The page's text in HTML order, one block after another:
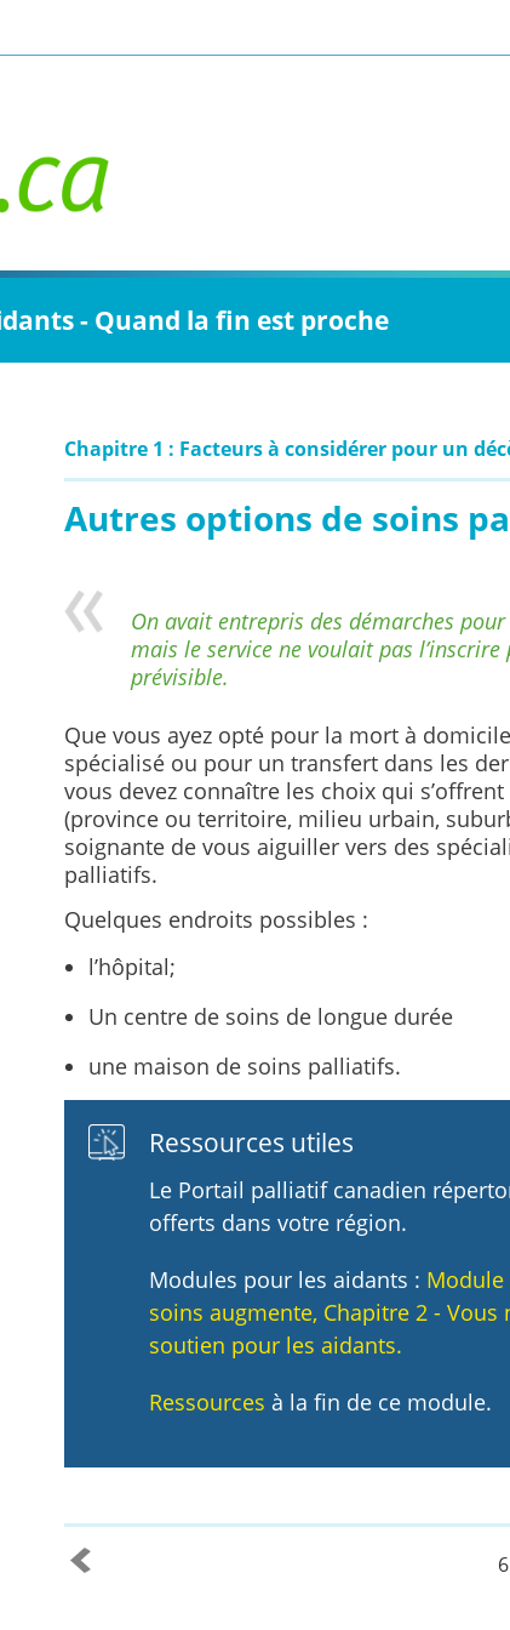
- Quand la fin est proche
Chapitre 1 : Facteurs à considérer pour un
Autres options de soins
On avait entrepris des démarches
mais le service ne voulait pas
prévisible.
Que vous ayez opté pour la mort à
spécialisé ou pour un transfert dans les
vous devez connaître les choix qui
(province ou territoire, milieu urbain,
soignante de vous aiguiller vers des
palliatifs.
Quelques endroits possibles :
l’hôpital;
Un centre de soins de longue durée
une maison de soins palliatifs.
Ressources utiles
Le Portail palliatif canadien
offerts dans votre région.
Modules pour les aidants : Module
soins augmente, Chapitre 2 - Vous
soutien pour les aidants.
Ressources à la fin de ce module.